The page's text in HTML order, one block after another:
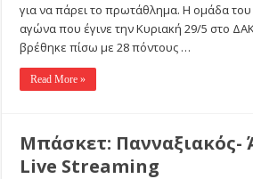
για να πάρει το πρωτάθλημα. Η ομάδα
αγώνα που έγινε την Κυριακή 29/5 στο
βρέθηκε πίσω με 28 πόντους …
Read More »
Μπάσκετ: Πανναξιακός-
Live Streaming